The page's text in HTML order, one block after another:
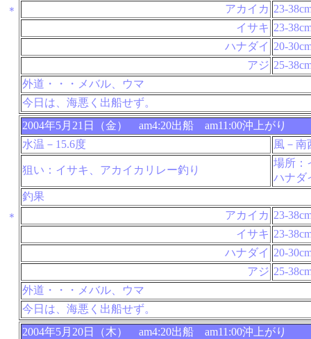
＊
アカイカ 23-
イサキ 23-
ハナダイ 20-
アジ 25-
外道・・・メバル、ウマ
今日は、海悪く出船せず。
＊
2004年5月21日（金） am4:20出船 am11:00沖上がり
水温－15.6度
風－南
狙い：イサキ、アカイカリレー釣り
場所：
ハナダ
釣果
アカイカ 23-
イサキ 23-
ハナダイ 20-
アジ 25-
外道・・・メバル、ウマ
今日は、海悪く出船せず。
2004年5月20日（木） am4:20出船 am11:00沖上がり